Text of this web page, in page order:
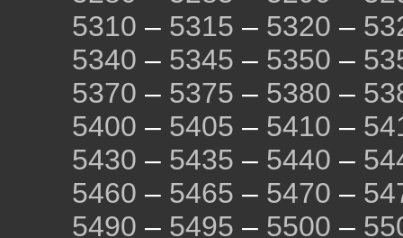
5310 – 5315 – 5320 –
5340 – 5345 – 5350 –
5370 – 5375 – 5380 –
5400 – 5405 – 5410 –
5430 – 5435 – 5440 –
5460 – 5465 – 5470 –
5490 – 5495 – 5500 –